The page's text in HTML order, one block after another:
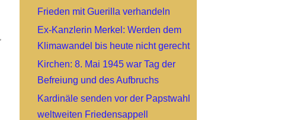
Frieden mit Guerilla verhandeln
Ex-Kanzlerin Merkel: Werden dem
Klimawandel bis heute nicht gerecht
Kirchen: 8. Mai 1945 war Tag der
Befreiung und des Aufbruchs
Kardinäle senden vor der Papstwahl
weltweiten Friedensappell